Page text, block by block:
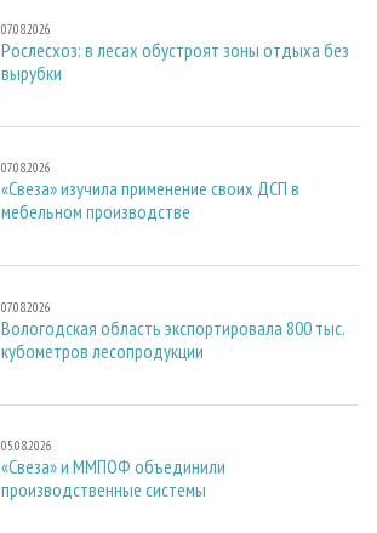
07.08.2026
Рослесхоз: в лесах обустроят зоны отдыха без
вырубки
07.08.2026
«Свеза» изучила применение своих ДСП в
мебельном производстве
07.08.2026
Вологодская область экспортировала 800 тыс.
кубометров лесопродукции
05.08.2026
«Свеза» и ММПОФ объединили
производственные системы